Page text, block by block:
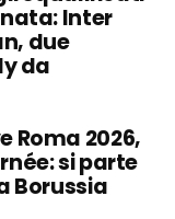
Inter
due
da
Roma 2026,
si parte
Borussia